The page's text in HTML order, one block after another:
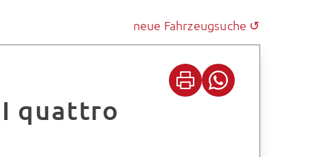
neue Fahrzeugsuche ↺
quattro